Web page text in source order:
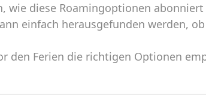
wie diese Roamingoptionen
einfach herausgefunden werden,
den Ferien die richtigen Optionen